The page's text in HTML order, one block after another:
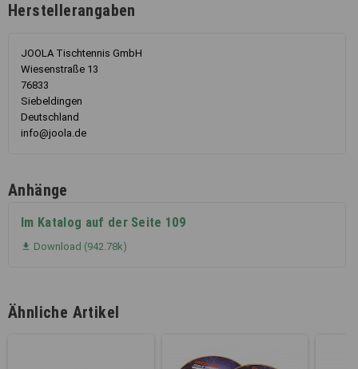
Herstellerangaben
JOOLA Tischtennis GmbH
Wiesenstraße 13
76833
Siebeldingen
Deutschland
info@joola.de
Anhänge
Im Katalog auf der Seite 109
 Download (942.78k)
Ähnliche Artikel